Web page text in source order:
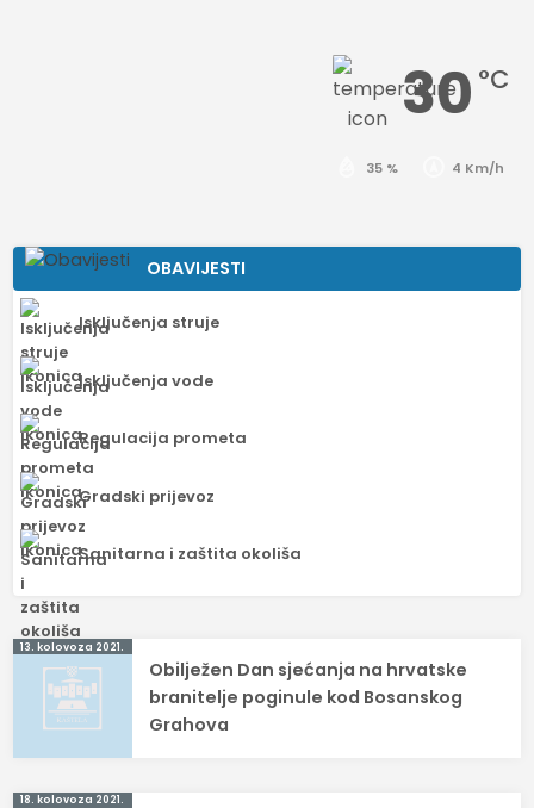
30 °C
35 % 4 Km/h
OBAVIJESTI
Isključenja struje
Isključenja vode
Regulacija prometa
Gradski prijevoz
Sanitarna i zaštita okoliša
Navigacija
objava
13. kolovoza 2021.
Obilježen Dan sjećanja na hrvatske
branitelje poginule kod Bosanskog
Grahova
18. kolovoza 2021.